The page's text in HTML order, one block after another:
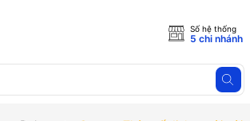
Số hệ thống
5 chi nhánh